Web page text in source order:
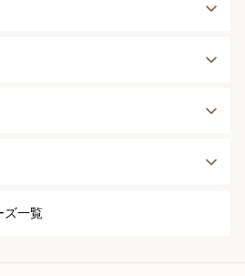
ズ一覧